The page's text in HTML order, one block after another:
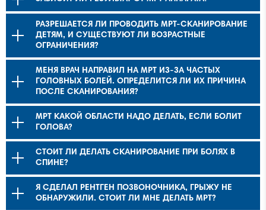
РАЗРЕШАЕТСЯ ЛИ ПРОВОДИТЬ МРТ-СКАНИРОВАНИЕ
ДЕТЯМ, И СУЩЕСТВУЮТ ЛИ ВОЗРАСТНЫЕ
ОГРАНИЧЕНИЯ?
МЕНЯ ВРАЧ НАПРАВИЛ НА МРТ ИЗ-ЗА ЧАСТЫХ
ГОЛОВНЫХ БОЛЕЙ. ОПРЕДЕЛИТСЯ ЛИ ИХ ПРИЧИНА
ПОСЛЕ СКАНИРОВАНИЯ?
МРТ КАКОЙ ОБЛАСТИ НАДО ДЕЛАТЬ, ЕСЛИ БОЛИТ
ГОЛОВА?
СТОИТ ЛИ ДЕЛАТЬ СКАНИРОВАНИЕ ПРИ БОЛЯХ В
СПИНЕ?
Я СДЕЛАЛ РЕНТГЕН ПОЗВОНОЧНИКА, ГРЫЖУ НЕ
ОБНАРУЖИЛИ. СТОИТ ЛИ МНЕ ДЕЛАТЬ МРТ?